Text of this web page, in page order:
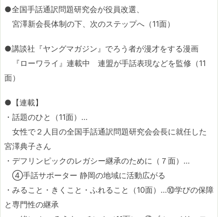
●全国手話通訳問題研究会が役員改選、
宮澤新会長体制の下、次のステップへ（11面）
●講談社『ヤングマガジン』でろう者が漫才をする漫画
『ローワライ』連載中 連盟が手話表現などを監修（11
面）
●【連載】
・話題のひと（11面）…
女性で２人目の全国手話通訳問題研究会会長に就任した
宮澤典子さん
・デフリンピックのレガシー継承のために（７面）…
④手話サポーター 静岡の地域に活動広がる
・みること・きくこと・ふれること（10面）…⑩学びの保障
と専門性の継承